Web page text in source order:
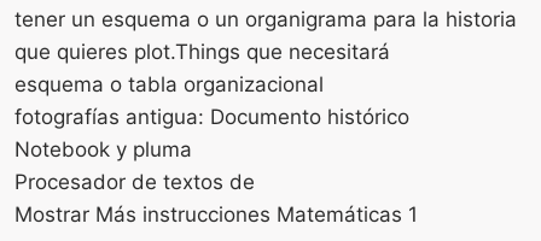
tener un esquema o un organigrama para la historia
que quieres plot.Things que necesitará
esquema o tabla organizacional
fotografías antigua: Documento histórico
Notebook y pluma
Procesador de textos de
Mostrar Más instrucciones Matemáticas 1